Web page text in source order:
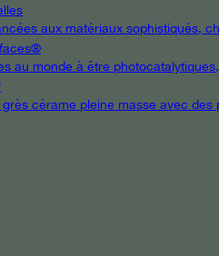
aux matériaux sophistiqués,
au monde à être
grès cérame pleine masse avec